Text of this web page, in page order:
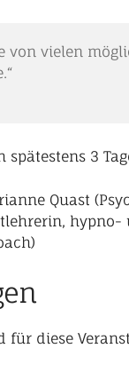
von vielen
spätestens 3
Quast
hypno-
für diese